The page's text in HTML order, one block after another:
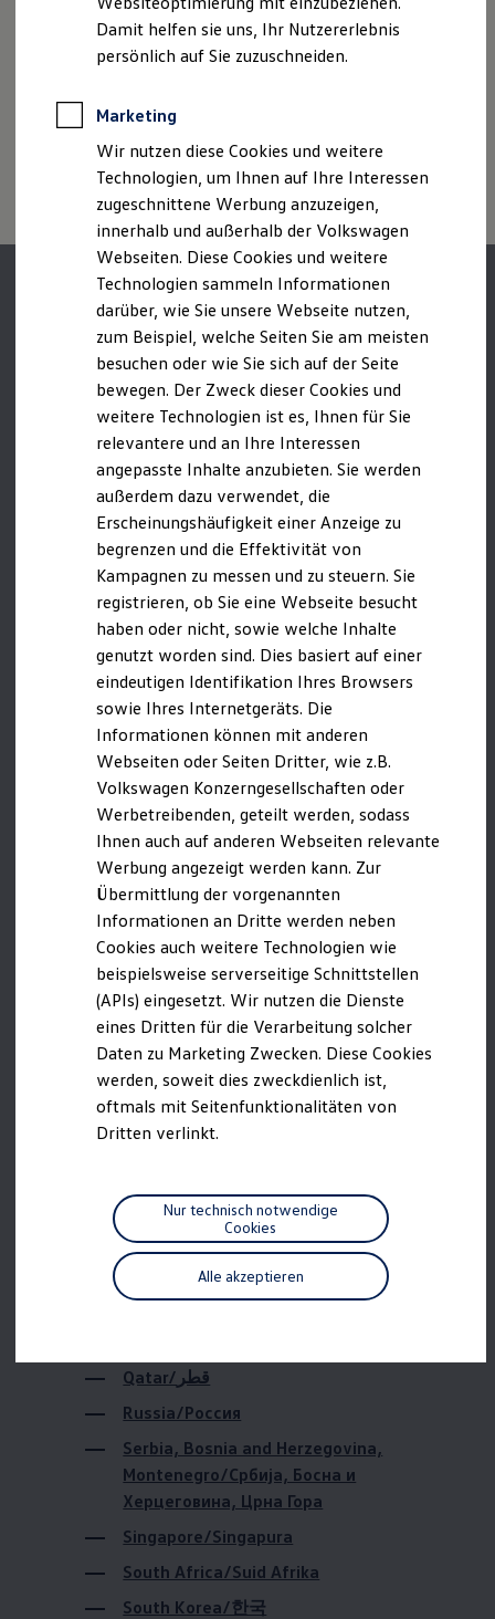
Der neue ID. Polo
Der neue ID.3 Neo
Der ID.4
Der ID.7
Der ID.7 GTX
Der ID.7 Tourer
Der ID.7 GTX Tourer
Der ID. Buzz
Der neue ID. Cross
Elektrofahrzeugkonzepte
ID. EVERY1
Reichweite der ID. Modelle
Reichweite im Winter
Rekuperation
Laden unterwegs
Laden Zuhause
Ladestationen finden
Ladezeitensimulator
Batterie
Sicherheit
Garantie und Lebensdauer
Technologie
Kosten und Kauf
Verbrauchskosten
Kaufoptionen
E-Auto-Förderung
Software und Konnektivität
Die ID. Software 6
Digitale Extras
Schnittstellen zu Ihrem ID.
Hybridautos
Volkswagen R und R Experience
R-Modelle
R Experience
Driving Experience
Volkswagen entdecken
Werkbesichtigung
Factory visit
Lifestyle Shop
T-Roc Kollektion
Golf Kollektion
ID. Kollektion
Volkswagen Kollektion
R-Kollektion
GTI Kollektion
Fußball Drop
#wedriveproud
Besitzer und Service
myVolkswagen
Reparaturen und Checks
Motorenöl und Flüssigkeiten
Räder und Reifen
Pannen- und Unfallhilfe
Economy Service
Volkswagen Teile
Schutz und Pflege
Transport
Entertainment und Elektronik
Individualisieren
Wallbox und Ladekabel
Digitale Extras
Dienste für Ihr Modell finden
Volkswagen Apps, Login und Shop
Handy und Fahrzeug verbinden
Updates für Software, Karten und Radio
Über Ihr Auto
Vorgängermodelle
Kundeninformationen
Croatia/Hrvatska
Cyprus/Κύπρος
Denmark/Danmark
Estonia/Eesti
Finland/Suomi
France/France
Germany/Deutschland
Greece/Ελλάς
Hungary/Magyarország
Ireland/Éire
Italy/Italia
Latvia/Latvija
Lithuania/Lietuva
Luxembourg/Luxembourg
Netherlands/Nederland
Norway/Norge
Poland/Polska
Portugal/Portugal
Romania/România
Slovakia/Slovensko
Slovenia/Slovenija
Spain/España
Sweden/Sverige
Länder außerhalb der EU | None-EU countries
Bahrain/البحرين
Brazil/Brasil
Canada/Canada
China/中國 / 中国
Israel/ישראל
Macedonia/Социјалистичка Република
Македонија
Mexiko/México
Northern Ireland/Northern Ireland
Qatar/قطر
Russia/Россия
Serbia, Bosnia and Herzegovina,
Montenegro/Србија, Босна и
Херцеговина, Црна Гора
Singapore/Singapura
South Africa/Suid Afrika
South Korea/한국
zwischen den verschiedenen Fahrzeugtypen.
Zusatzausstattungen und Zubehör (Anbauteile, Reifenformat
usw.) können relevante Fahrzeugparameter, wie
Witterungs- und Verkehrsbedingungen sowie dem
individuellen Fahrverhalten den Kraftstoffverbrauch, den
Stromverbrauch, die CO₂-Emissionen und die
Fahrleistungswerte eines Fahrzeugs beeinflussen.
Damit helfen sie uns, Ihr Nutzererlebnis
persönlich auf Sie zuzuschneiden.
Marketing
Wir nutzen diese Cookies und weitere
Technologien, um Ihnen auf Ihre Interessen
zugeschnittene Werbung anzuzeigen,
innerhalb und außerhalb der Volkswagen
Webseiten. Diese Cookies und weitere
Technologien sammeln Informationen
darüber, wie Sie unsere Webseite nutzen,
zum Beispiel, welche Seiten Sie am meisten
besuchen oder wie Sie sich auf der Seite
bewegen. Der Zweck dieser Cookies und
weitere Technologien ist es, Ihnen für Sie
relevantere und an Ihre Interessen
angepasste Inhalte anzubieten. Sie werden
außerdem dazu verwendet, die
Erscheinungshäufigkeit einer Anzeige zu
begrenzen und die Effektivität von
Kampagnen zu messen und zu steuern. Sie
registrieren, ob Sie eine Webseite besucht
haben oder nicht, sowie welche Inhalte
genutzt worden sind. Dies basiert auf einer
eindeutigen Identifikation Ihres Browsers
sowie Ihres Internetgeräts. Die
Informationen können mit anderen
Webseiten oder Seiten Dritter, wie z.B.
Volkswagen Konzerngesellschaften oder
Werbetreibenden, geteilt werden, sodass
Ihnen auch auf anderen Webseiten relevante
Werbung angezeigt werden kann. Zur
Übermittlung der vorgenannten
Informationen an Dritte werden neben
Cookies auch weitere Technologien wie
beispielsweise serverseitige Schnittstellen
(APIs) eingesetzt. Wir nutzen die Dienste
eines Dritten für die Verarbeitung solcher
Daten zu Marketing Zwecken. Diese Cookies
werden, soweit dies zweckdienlich ist,
oftmals mit Seitenfunktionalitäten von
Dritten verlinkt.
Alle akzeptieren
Nur technisch notwendige
Cookies